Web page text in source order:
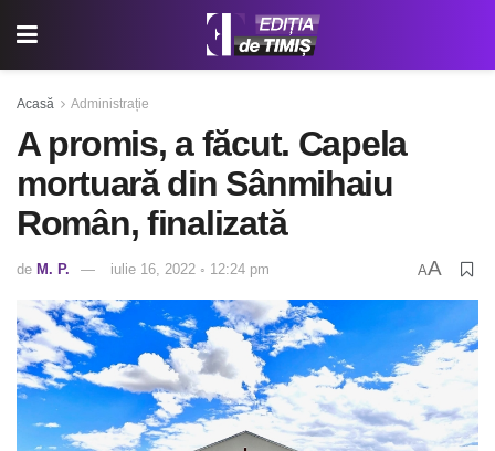
Acasă Administrație
A promis, a făcut. Capela
mortuară din Sânmihaiu
Român, finalizată
de M. P. iulie 16, 2022 ◦ 12:24 pm AA